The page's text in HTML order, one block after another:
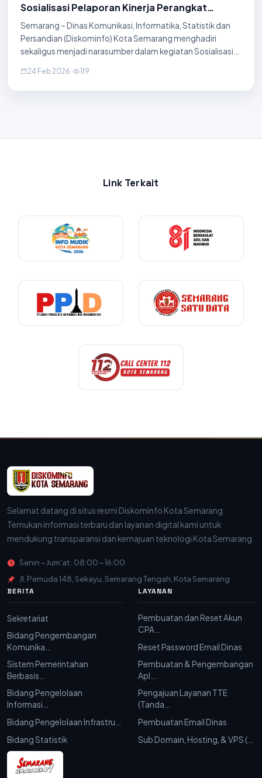
Sosialisasi Pelaporan Kinerja Perangkat
Daerah 2025
Semarang – Dinas Komunikasi, Informatika, Statistik dan
Persandian (Diskominfo) Kota Semarang menghadiri
sekaligus menjadi narasumber dalam kegiatan Sosialisasi
Kota Semarang Tahun 2025. Acara tersebut
24 Feb 2026 · 119
Link Terkait
Selamat datang di situs resmi Diskominfo Kota Semarang.
Temukan informasi terbaru dan layanan digital kami untuk
mendukung transparansi dan kemajuan teknologi Kota Semarang.
Senin – Jum'at : 08:00 – 16:00
Jl. Pemuda 148, Sekayu, Semarang Tengah, Kota Semarang
BERITA
Sekretariat
Bidang Pengembangan
Komunika…
Sistem Pemerintahan
Berbasis…
Bidang Pengelolaan
Informasi…
Bidang Pengelolaan Infrastru…
Bidang Statistik
LAYANAN
Pembuatan dan Reset Akun
CPA…
Reset Password Email Dinas
Pembuatan & Pengembangan
Apl…
Pengajuan Layanan TTE
(Tanda…
Pembuatan Email Dinas
Sub Domain, Hosting, & VPS (…